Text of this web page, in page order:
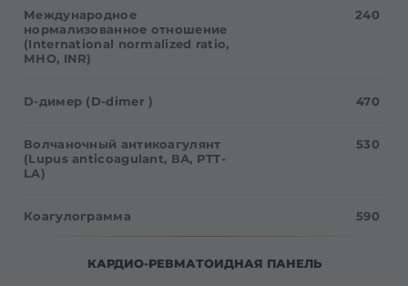
Международное
нормализованное отношение
(International normalized ratio,
МНО, INR)
240
D-димер (D-dimer ) 470
Волчаночный антикоагулянт
(Lupus anticoagulant, ВА, PTT-
LA)
530
Коагулограмма 590
КАРДИО-РЕВМАТОИДНАЯ ПАНЕЛЬ